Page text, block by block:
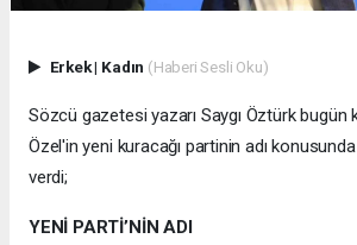
Erkek| Kadın (Haberi Sesli Oku)
Sözcü gazetesi yazarı Saygı Öztürk bugün
Özel'in yeni kuracağı partinin adı
verdi;
YENİ PARTİ’NİN ADI